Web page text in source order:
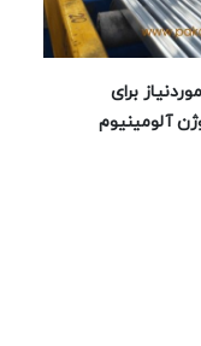
برای
آلومینیوم